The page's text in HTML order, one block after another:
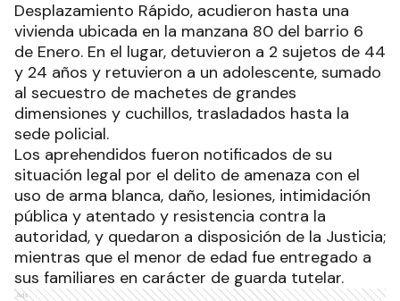
Desplazamiento Rápido, acudieron hasta una
vivienda ubicada en la manzana 80 del barrio 6
de Enero. En el lugar, detuvieron a 2 sujetos de 44
y 24 años y retuvieron a un adolescente, sumado
al secuestro de machetes de grandes
dimensiones y cuchillos, trasladados hasta la
sede policial.
Los aprehendidos fueron notificados de su
situación legal por el delito de amenaza con el
uso de arma blanca, daño, lesiones, intimidación
pública y atentado y resistencia contra la
autoridad, y quedaron a disposición de la Justicia;
mientras que el menor de edad fue entregado a
sus familiares en carácter de guarda tutelar.
Ads